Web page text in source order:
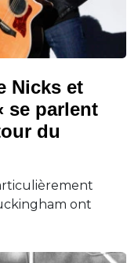
Nicks et
se parlent
du
ont